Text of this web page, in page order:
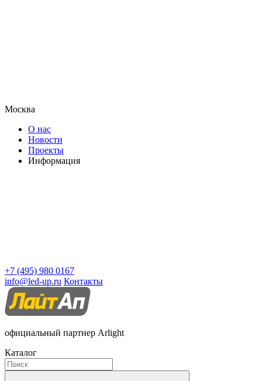
Москва
О нас
Новости
Проекты
Информация
+7 (495) 980 0167
info@led-up.ru Контакты
официальный партнер Arlight
Каталог